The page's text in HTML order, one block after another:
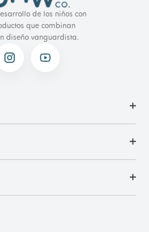
de los niños con
que combinan
diseño vanguardista.